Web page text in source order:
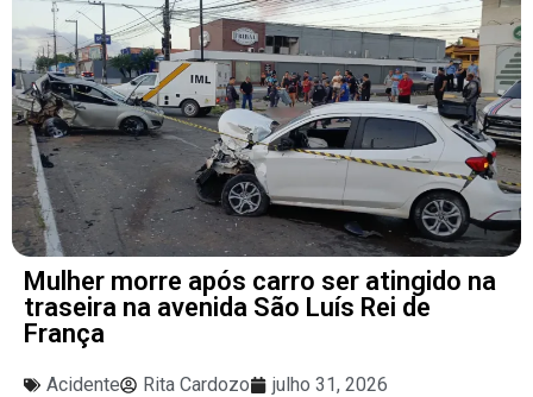
Mulher morre após carro ser atingido na
traseira na avenida São Luís Rei de
França
Acidente Rita Cardozo julho 31, 2026